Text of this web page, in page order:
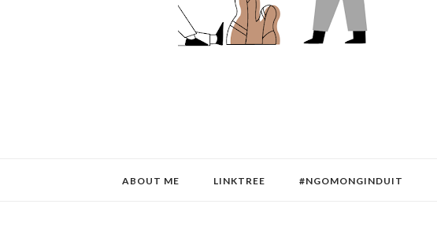
ABOUT ME LINKTREE #NGOMONGINDUIT